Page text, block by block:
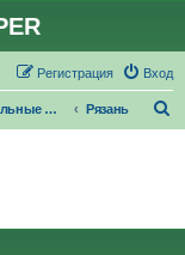
Вход
Регистрация
Региональные филиалы GALLOPER.RU Рязань